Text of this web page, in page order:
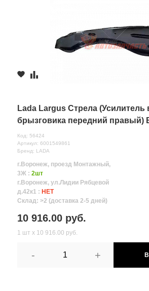
Lada Largus Стрела (Усилитель
брызговика передний правый)
Код: 56424
Артикул: 6001549861
Бренд: LADA
г.Воронеж, проезд Монтажный,
3Ж : 2шт
г.Воронеж, ул.Лидии Рябцевой
д.42к1 : НЕТ
Склад: >2 (доставка 2-5 дней)
10 916.00 руб.
1 шт х 10 916.00 руб.
- +